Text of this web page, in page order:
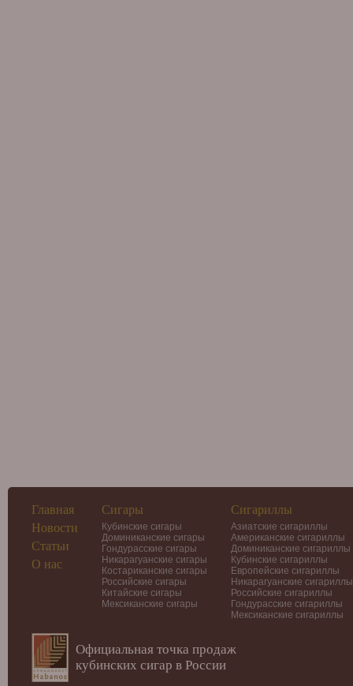
Главная
Новости
Статьи
О нас
Сигары
Кубинские сигары
Доминиканские сигары
Гондурасские сигары
Никарагуанские сигары
Костариканские сигары
Российские сигары
Китайские сигары
Мексиканские сигары
Сигариллы
Азиатские сигариллы
Американские сигариллы
Доминиканские сигариллы
Кубинские сигариллы
Европейские сигариллы
Никарагуанские сигариллы
Российские сигариллы
Гондурасские сигариллы
Мексиканские сигариллы
Официальная точка продаж
кубинских сигар в России